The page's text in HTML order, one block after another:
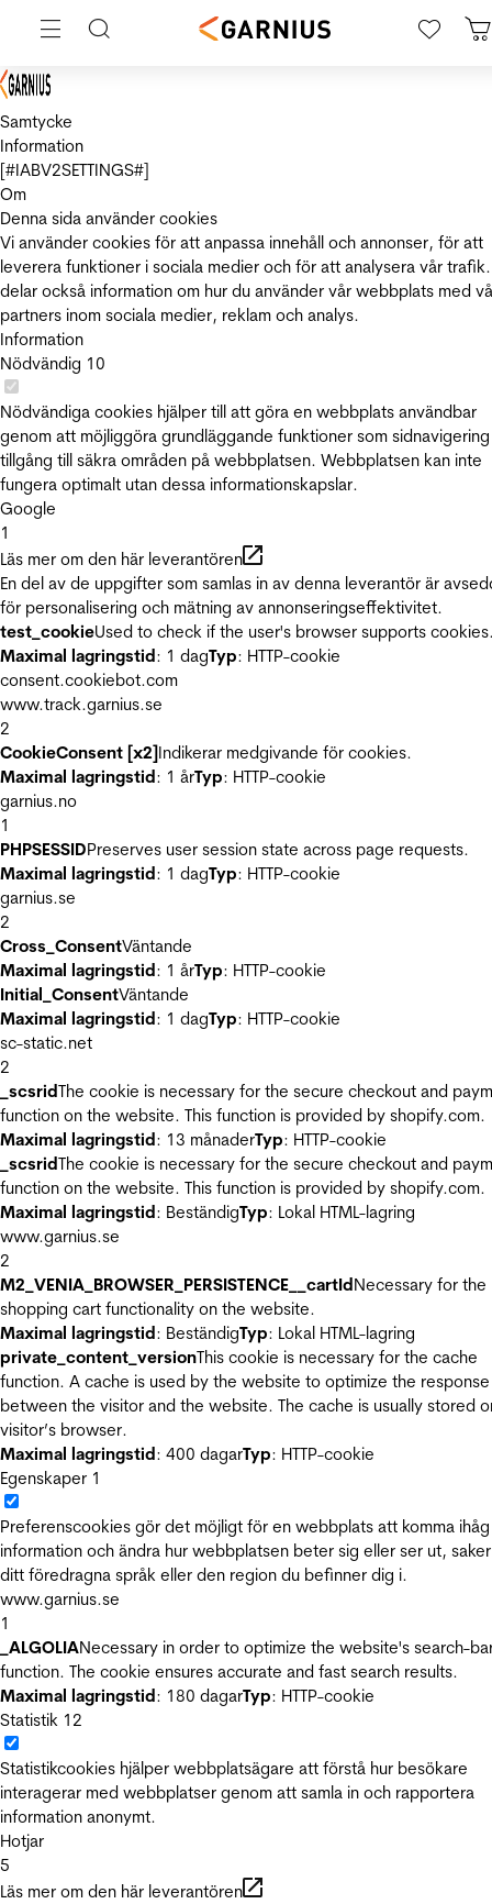
Samtycke
Information
[#IABV2SETTINGS#]
Om
Denna sida använder cookies
Vi använder cookies för att anpassa innehåll och annonser, för att
leverera funktioner i sociala medier och för att analysera vår
delar också information om hur du använder vår webbplats med
partners inom sociala medier, reklam och analys.
Information
Nödvändig 10
Nödvändiga cookies hjälper till att göra en webbplats användbar
genom att möjliggöra grundläggande funktioner som
tillgång till säkra områden på webbplatsen. Webbplatsen kan inte
fungera optimalt utan dessa informationskapslar.
Google
1
Läs mer om den här leverantören
En del av de uppgifter som samlas in av denna leverantör är
för personalisering och mätning av annonseringseffektivitet.
test_cookieUsed to check if the user's browser supports
Maximal lagringstid: 1 dagTyp: HTTP-cookie
consent.cookiebot.com
www.track.garnius.se
2
CookieConsent [x2]Indikerar medgivande för cookies.
Maximal lagringstid: 1 årTyp: HTTP-cookie
garnius.no
1
PHPSESSIDPreserves user session state across page requests.
Maximal lagringstid: 1 dagTyp: HTTP-cookie
garnius.se
2
Cross_ConsentVäntande
Maximal lagringstid: 1 årTyp: HTTP-cookie
Initial_ConsentVäntande
Maximal lagringstid: 1 dagTyp: HTTP-cookie
sc-static.net
2
_scsridThe cookie is necessary for the secure checkout and
function on the website. This function is provided by shopify.com.
Maximal lagringstid: 13 månaderTyp: HTTP-cookie
_scsridThe cookie is necessary for the secure checkout and
function on the website. This function is provided by shopify.com.
Maximal lagringstid: BeständigTyp: Lokal HTML-lagring
www.garnius.se
2
M2_VENIA_BROWSER_PERSISTENCE__cartIdNecessary for the
shopping cart functionality on the website.
Maximal lagringstid: BeständigTyp: Lokal HTML-lagring
private_content_versionThis cookie is necessary for the cache
function. A cache is used by the website to optimize the
between the visitor and the website. The cache is usually stored
visitor’s browser.
Maximal lagringstid: 400 dagarTyp: HTTP-cookie
Egenskaper 1
Preferenscookies gör det möjligt för en webbplats att komma ihåg
information och ändra hur webbplatsen beter sig eller ser ut,
ditt föredragna språk eller den region du befinner dig i.
www.garnius.se
1
_ALGOLIANecessary in order to optimize the website's search-
function. The cookie ensures accurate and fast search results.
Maximal lagringstid: 180 dagarTyp: HTTP-cookie
Statistik 12
Statistikcookies hjälper webbplatsägare att förstå hur besökare
interagerar med webbplatser genom att samla in och rapportera
information anonymt.
Hotjar
5
Läs mer om den här leverantören